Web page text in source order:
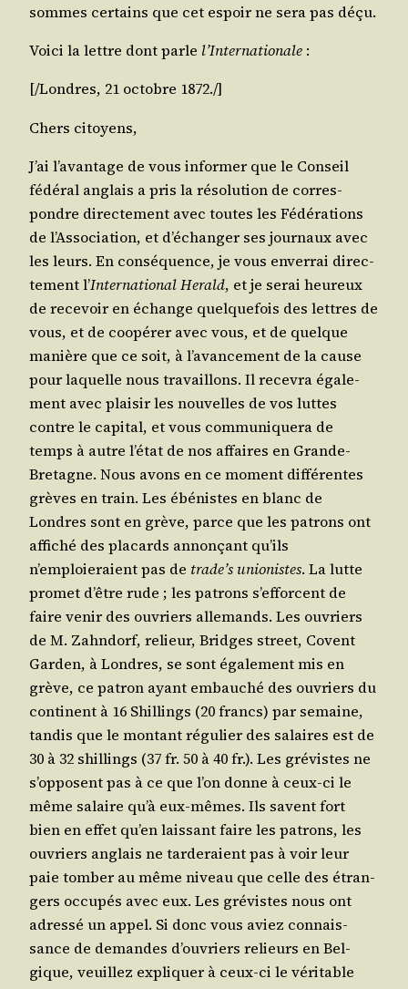
sommes cer­tains que cet espoir ne sera pas déçu.
Voi­ci la lettre dont parle l’In­ter­na­tio­nale :
[/​Londres, 21 octobre 1872./]
Chers citoyens,
J’ai l’a­van­tage de vous infor­mer que le Conseil
fédé­ral anglais a pris la réso­lu­tion de cor­res­
pondre direc­te­ment avec toutes les Fédé­ra­tions
de l’As­so­cia­tion, et d’é­chan­ger ses jour­naux avec
les leurs. En consé­quence, je vous enver­rai direc­
te­ment l’Inter­na­tio­nal Herald, et je serai heu­reux
de rece­voir en échange quel­que­fois des lettres de
vous, et de coopé­rer avec vous, et de quelque
manière que ce soit, à l’a­van­ce­ment de la cause
pour laquelle nous tra­vaillons. Il rece­vra éga­le­
ment avec plai­sir les nou­velles de vos luttes
contre le capi­tal, et vous com­mu­ni­que­ra de
temps à autre l’é­tat de nos affaires en Grande-
Bre­tagne. Nous avons en ce moment dif­fé­rentes
grèves en train. Les ébé­nistes en blanc de
Londres sont en grève, parce que les patrons ont
affi­ché des pla­cards annon­çant qu’ils
n’emploieraient pas de tra­de’s unio­nistes. La lutte
pro­met d’être rude ; les patrons s’ef­forcent de
faire venir des ouvriers alle­mands. Les ouvriers
de M. Zahn­dorf, relieur, Bridges street, Covent
Gar­den, à Londres, se sont éga­le­ment mis en
grève, ce patron ayant embau­ché des ouvriers du
conti­nent à 16 Shil­lings (20 francs) par semaine,
tan­dis que le mon­tant régu­lier des salaires est de
30 à 32 shil­lings (37 fr. 50 à 40 fr.). Les gré­vistes ne
s’op­posent pas à ce que l’on donne à ceux-ci le
même salaire qu’à eux-mêmes. Ils savent fort
bien en effet qu’en lais­sant faire les patrons, les
ouvriers anglais ne tar­de­raient pas à voir leur
paie tom­ber au même niveau que celle des étran­
gers occu­pés avec eux. Les gré­vistes nous ont
adres­sé un appel. Si donc vous aviez connais­
sance de demandes d’ou­vriers relieurs en Bel­
gique, veuillez expli­quer à ceux-ci le véri­table